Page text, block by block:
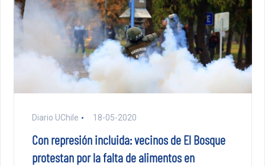
Diario UChile 18-05-2020
Con represión incluida: vecinos de El Bosque
protestan por la falta de alimentos en